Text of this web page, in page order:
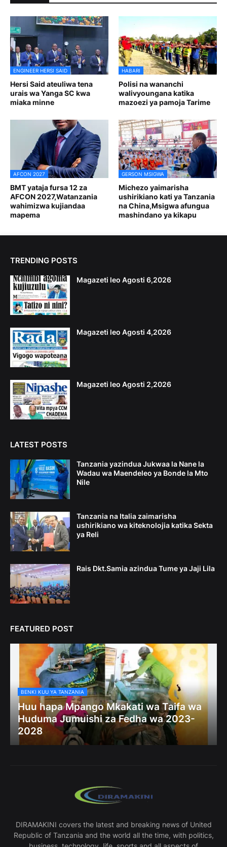
ENGINEER HERSI SAID
Hersi Said ateuliwa tena
urais wa Yanga SC kwa
miaka minne
HABARI
Polisi na wananchi
walivyoungana katika
mazoezi ya pamoja Tarime
AFCON 2027
BMT yataja fursa 12 za
AFCON 2027,Watanzania
wahimizwa kujiandaa
mapema
GERSON MSIGWA
Michezo yaimarisha
ushirikiano kati ya Tanzania
na China,Msigwa afungua
mashindano ya kikapu
TRENDING POSTS
Magazeti leo Agosti 6,2026
Magazeti leo Agosti 4,2026
Magazeti leo Agosti 2,2026
LATEST POSTS
Tanzania yazindua Jukwaa la Nane la
Wadau wa Maendeleo ya Bonde la Mto
Nile
Tanzania na Italia zaimarisha
ushirikiano wa kiteknolojia katika Sekta
ya Reli
Rais Dkt.Samia azindua Tume ya Jaji Lila
FEATURED POST
BENKI KUU YA TANZANIA
Huu hapa Mpango Mkakati wa Taifa wa
Huduma Jumuishi za Fedha wa 2023-
2028
DIRAMAKINI covers the latest and breaking news of United
Republic of Tanzania and the world all the time, with politics,